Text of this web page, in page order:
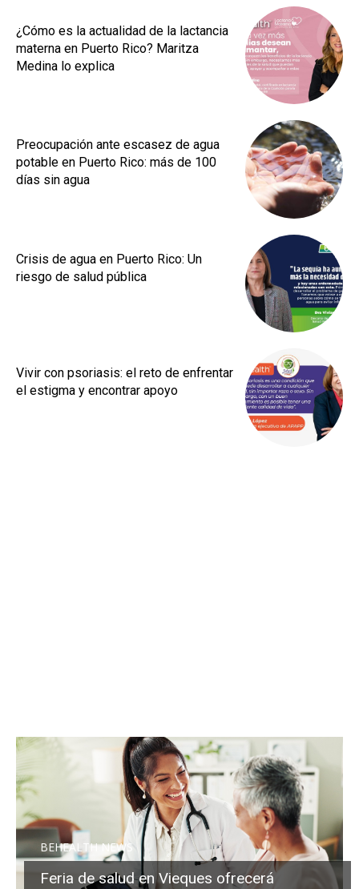
¿Cómo es la actualidad de la lactancia
materna en Puerto Rico? Maritza
Medina lo explica
Preocupación ante escasez de agua
potable en Puerto Rico: más de 100
días sin agua
Crisis de agua en Puerto Rico: Un
riesgo de salud pública
Vivir con psoriasis: el reto de enfrentar
el estigma y encontrar apoyo
BEHEALTH NEWS
Feria de salud en Vieques ofrecerá